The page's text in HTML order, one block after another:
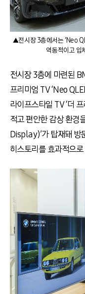
▲전시장 3층에서는 ‘Neo
역동적이고 입
전시장 3층에 마련된
프리미엄 TV ‘Neo
라이프스타일 TV ‘더
적고 편안한 감상 환경
Display)’가 탑재돼 방
히스토리를 효과적으로